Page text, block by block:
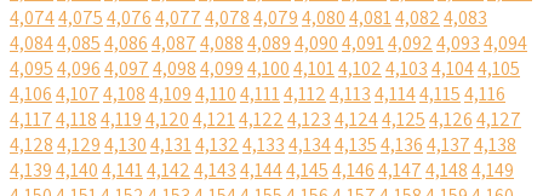
4,0744,0754,0764,0774,0784,0794,0804,0814,0824,083
4,0844,0854,0864,0874,0884,0894,0904,0914,0924,0934,094
4,0954,0964,0974,0984,0994,1004,1014,1024,1034,1044,105
4,1064,1074,1084,1094,1104,1114,1124,1134,1144,1154,116
4,1174,1184,1194,1204,1214,1224,1234,1244,1254,1264,127
4,1284,1294,1304,1314,1324,1334,1344,1354,1364,1374,138
4,1394,1404,1414,1424,1434,1444,1454,1464,1474,1484,149